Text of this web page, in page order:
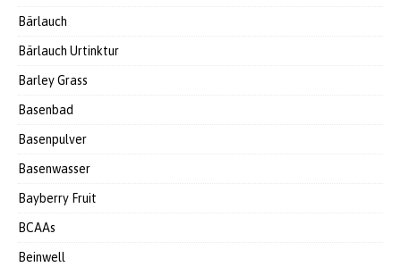
Bärlauch
Bärlauch Urtinktur
Barley Grass
Basenbad
Basenpulver
Basenwasser
Bayberry Fruit
BCAAs
Beinwell